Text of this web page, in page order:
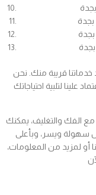
قريبة منك. نحن
لتلبية احتياجاتك
الفك والتغليف، يمكنك
سهولة ويسر، وبأعلى
أو لمزيد من المعلومات،